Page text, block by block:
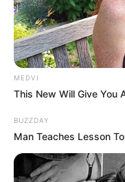
MEDVI
This New Will Give You
BUZZDAY
Man Teaches Lesson